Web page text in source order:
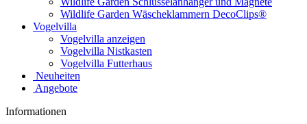
Wildlife Garden Wäscheklammern DecoClips®
Vogelvilla
Vogelvilla anzeigen
Vogelvilla Nistkasten
Vogelvilla Futterhaus
Neuheiten
Angebote
Informationen